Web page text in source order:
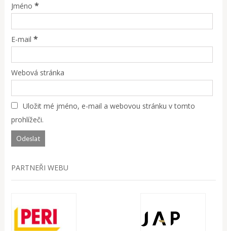
Jméno *
E-mail *
Webová stránka
Uložit mé jméno, e-mail a webovou stránku v tomto
prohlížeči.
PARTNEŘI WEBU